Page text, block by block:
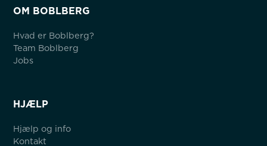
OM BOBLBERG
Hvad er Boblberg?
Team Boblberg
Jobs
HJÆLP
Hjælp og info
Kontakt